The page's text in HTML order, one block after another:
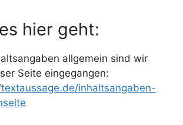
hier geht:
allgemein sind wir
Seite eingegangen:
inhaltsangaben-